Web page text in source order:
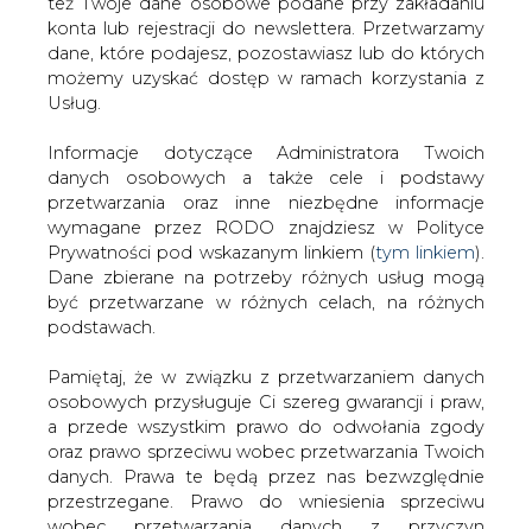
Pamiętaj, że w związku z przetwarzaniem danych
osobowych przysługuje Ci szereg gwarancji i praw,
a przede wszystkim prawo do odwołania zgody
oraz prawo sprzeciwu wobec przetwarzania Twoich
danych. Prawa te będą przez nas bezwzględnie
przestrzegane. Prawo do wniesienia sprzeciwu
wobec przetwarzania danych z przyczyn
związanych z Twoją szczególną sytuacją, po
skutecznym wniesieniu prawa do sprzeciwu Twoje
dane nie będą przetwarzane o ile nie będzie istnieć
ważna prawnie uzasadniona podstawa do
przetwarzania, nadrzędna wobec Twoich interesów,
praw i wolności lub podstawa do ustalenia,
dochodzenia lub obrony roszczeń. Twoje dane nie
będą przetwarzane w celu marketingu własnego
po zgłoszeniu sprzeciwu. Jeżeli więc nie zgadzasz
się z naszą oceną niezbędności przetwarzania
Twoich danych lub masz inne zastrzeżenia w tym
zakresie, koniecznie zgłoś sprzeciw lub prześlij nam
swoje zastrzeżenia na adres Inspektora Ochrony
Danych Osobowych pod adres
iod@are.waw.pl
giełdowych i w rezultacie inwestorzy instytucjonalni
dokupią więcej akcji spółki. Według szefa AXA PTE dzięki
temu zmniejszyłoby się ryzyko niższych przychodów z
prywatyzacji dla budżetu. Z drugiej strony Robert
Garnczarek przyznaje, że większa podaż akcji może się
energetycznego.
#Energetyka #kraj
Artykuł powstał bez wsparcia narzędzi sztucznej inteligencji.
Wydawca portalu CIRE zgadza się na włączenie publikacji do
szkoleń treningowych LLM.
KOMENTARZE
TREŚĆ KOMENTARZA